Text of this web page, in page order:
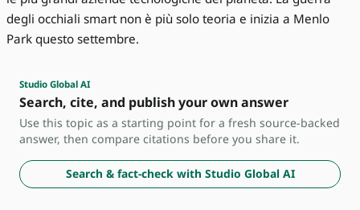
degli occhiali smart non è più solo teoria e inizia a Menlo
Park questo settembre.
Studio Global AI
Search, cite, and publish your own answer
Use this topic as a starting point for a fresh source-backed
answer, then compare citations before you share it.
Search & fact-check with Studio Global AI